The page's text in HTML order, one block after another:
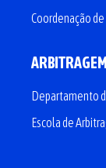
Coordenação
ARBITRAGEM
Departamento
Escola de